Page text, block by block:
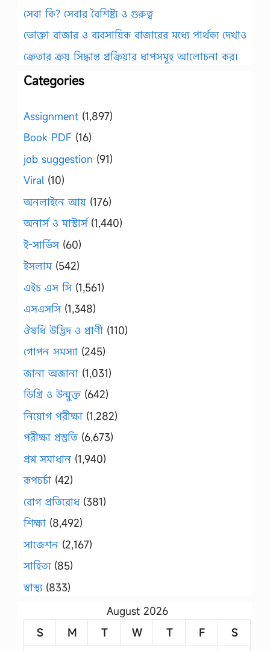
সেবা কি? সেবার বৈশিষ্ট্য ও গুরুত্ব
ভোক্তা বাজার ও ব্যবসায়িক বাজারের মধ্যে পার্থক্য দেখাও
ক্রেতার ক্রয় সিদ্ধান্ত প্রক্রিয়ার ধাপসমূহ আলোচনা কর।
Categories
Assignment (1,897)
Book PDF (16)
job suggestion (91)
Viral (10)
অনলাইনে আয় (176)
অনার্স ও মাস্টার্স(1,440)
ই-সার্ভিস(60)
ইসলাম(542)
এইচ এস সি(1,561)
এসএসসি(1,348)
ঔষধি উদ্ভিদ ও প্রাণী (110)
গোপন সমস্যা (245)
জানা অজানা (1,031)
ডিগ্রি ও উন্মুক্ত (642)
নিয়োগ পরীক্ষা (1,282)
পরীক্ষা প্রস্তুতি (6,673)
প্রশ্ন সমাধান (1,940)
রূপচর্চা (42)
রোগ প্রতিরোধ(381)
শিক্ষা (8,492)
সাজেশন (2,167)
সাহিত্য(85)
স্বাস্থ্য(833)
August 2026
S
M T W T F S